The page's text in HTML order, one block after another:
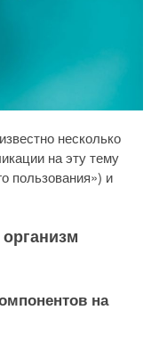
несколько
на эту тему
пользования») и
на